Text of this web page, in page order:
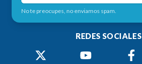
No te preocupes, no enviamos spam.
REDES SOCIALES